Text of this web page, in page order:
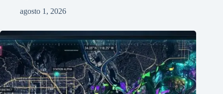
agosto 1, 2026